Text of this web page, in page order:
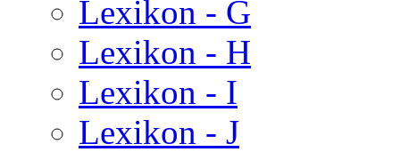
Lexikon - G
Lexikon - H
Lexikon - I
Lexikon - J